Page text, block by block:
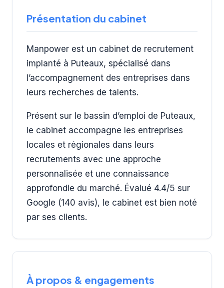
Présentation du cabinet
Manpower est un cabinet de recrutement
implanté à Puteaux, spécialisé dans
l’accompagnement des entreprises dans
leurs recherches de talents.
Présent sur le bassin d’emploi de Puteaux,
le cabinet accompagne les entreprises
locales et régionales dans leurs
recrutements avec une approche
personnalisée et une connaissance
approfondie du marché. Évalué 4.4/5 sur
Google (140 avis), le cabinet est bien noté
par ses clients.
À propos & engagements